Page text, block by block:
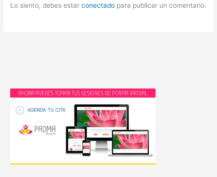
Lo siento, debes estarconectado para publicar un comentario.